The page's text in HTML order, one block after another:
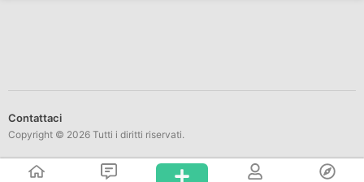
Contattaci
Copyright © 2026 Tutti i diritti riservati.